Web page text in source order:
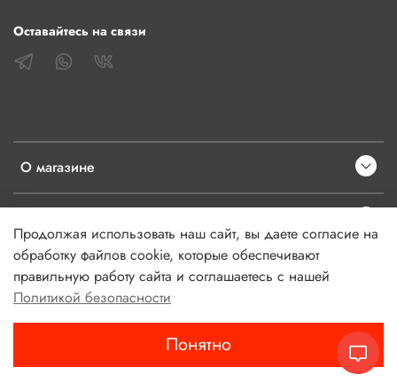
О магазине
Информация
Оставайтесь на связи
Главная Поиск Корзина Избранное Профиль
Продолжая использовать наш сайт, вы даете согласие на
обработку файлов cookie, которые обеспечивают
правильную работу сайта и соглашаетесь с нашей
Политикой безопасности
Понятно